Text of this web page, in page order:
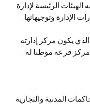
الرئيسة لإدارة
الإدارة وتوجيهاتها .
الذي يكون مركز إدارته
فرعه موطنا له .
المدنية والتجارية